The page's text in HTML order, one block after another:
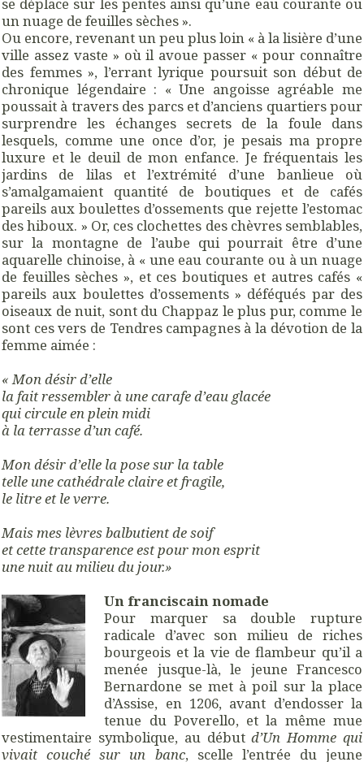
un nuage de feuilles sèches ».
Ou encore, revenant un peu plus loin « à la lisière d’une
ville assez vaste » où il avoue passer « pour connaître
des femmes », l’errant lyrique poursuit son début de
chronique légendaire : « Une angoisse agréable me
poussait à travers des parcs et d’anciens quartiers pour
surprendre les échanges secrets de la foule dans
lesquels, comme une once d’or, je pesais ma propre
luxure et le deuil de mon enfance. Je fréquentais les
jardins de lilas et l’extrémité d’une banlieue où
s’amalgamaient quantité de boutiques et de cafés
pareils aux boulettes d’ossements que rejette l’estomac
des hiboux. » Or, ces clochettes des chèvres semblables,
sur la montagne de l’aube qui pourrait être d’une
aquarelle chinoise, à « une eau courante ou à un nuage
de feuilles sèches », et ces boutiques et autres cafés «
pareils aux boulettes d’ossements » déféqués par des
oiseaux de nuit, sont du Chappaz le plus pur, comme le
sont ces vers de Tendres campagnes à la dévotion de la
femme aimée :
« Mon désir d’elle
la fait ressembler à une carafe d’eau glacée
qui circule en plein midi
à la terrasse d’un café.
Mon désir d’elle la pose sur la table
telle une cathédrale claire et fragile,
le litre et le verre.
Mais mes lèvres balbutient de soif
et cette transparence est pour mon esprit
une nuit au milieu du jour.»
Un franciscain nomade
Pour marquer sa double rupture
radicale d’avec son milieu de riches
bourgeois et la vie de flambeur qu’il a
menée jusque-là, le jeune Francesco
Bernardone se met à poil sur la place
d’Assise, en 1206, avant d’endosser la
tenue du Poverello, et la même mue
vestimentaire symbolique, au débutd’Un Homme qui
vivait couché sur un banc, scelle l’entrée du jeune